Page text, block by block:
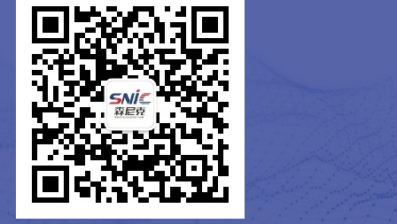
Current
sensor
chip
Current
sensor
module
Magnetic
sensor
industry
intelligence
company
news
news